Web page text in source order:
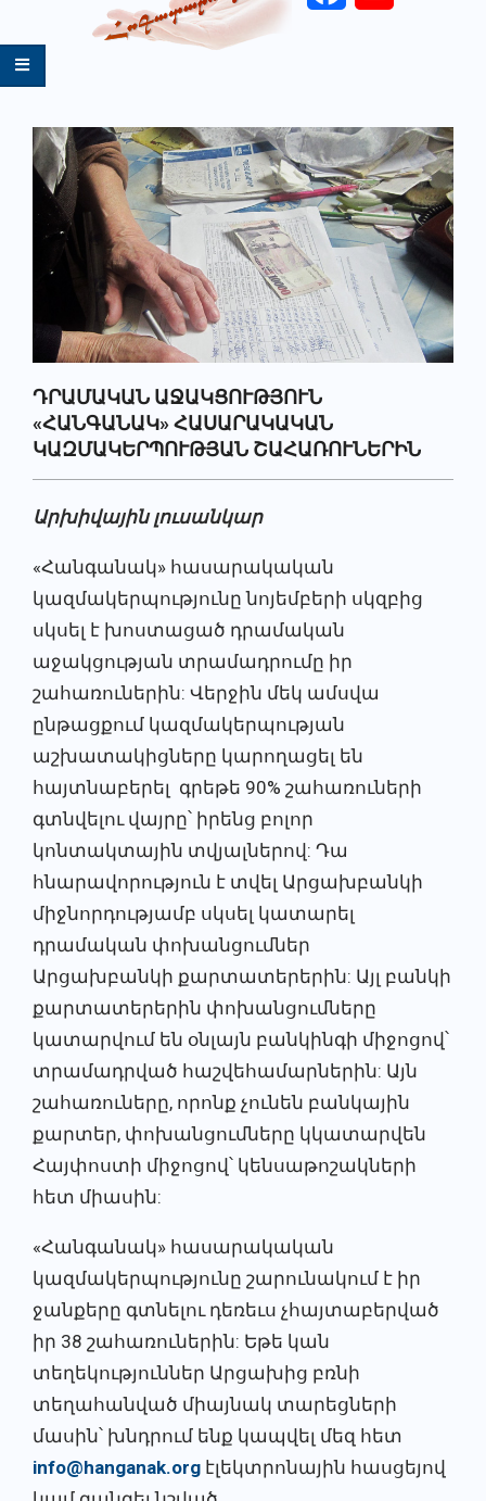
Navigation
Menu
ԴՐԱՄԱԿԱՆ ԱՋԱԿՑՈՒԹՅՈՒՆ
«ՀԱՆԳԱՆԱԿ» ՀԱՍԱՐԱԿԱԿԱՆ
ԿԱԶՄԱԿԵՐՊՈՒԹՅԱՆ ՇԱՀԱՌՈՒՆԵՐԻՆ
Արխիվային լուսանկար
«Հանգանակ» հասարակական
կազմակերպությունը նոյեմբերի սկզբից
սկսել է խոստացած դրամական
աջակցության տրամադրումը իր
շահառուներին: Վերջին մեկ ամսվա
ընթացքում կազմակերպության
աշխատակիցները կարողացել են
հայտնաբերել գրեթե 90% շահառուների
գտնվելու վայրը՝ իրենց բոլոր
կոնտակտային տվյալներով: Դա
հնարավորություն է տվել Արցախբանկի
միջնորդությամբ սկսել կատարել
դրամական փոխանցումներ
Արցախբանկի քարտատերերին: Այլ բանկի
քարտատերերին փոխանցումները
կատարվում են օնլայն բանկինգի միջոցով՝
տրամադրված հաշվեհամարներին: Այն
շահառուները, որոնք չունեն բանկային
քարտեր, փոխանցումները կկատարվեն
Հայփոստի միջոցով՝ կենսաթոշակների
հետ միասին:
«Հանգանակ» հասարակական
կազմակերպությունը շարունակում է իր
ջանքերը գտնելու դեռեւս չհայտաբերված
իր 38 շահառուներին: Եթե կան
տեղեկություններ Արցախից բռնի
տեղահանված միայնակ տարեցների
մասին՝ խնդրում ենք կապվել մեզ հետ
info@hanganak.org էլեկտրոնային հասցեյով